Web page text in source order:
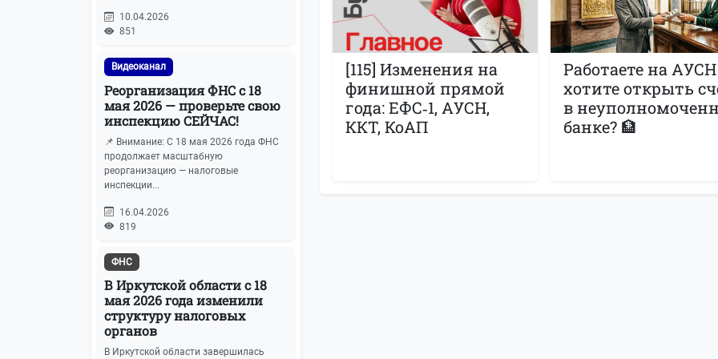
10.04.2026
851
Видеоканал
Реорганизация ФНС с 18
мая 2026 — проверьте свою
инспекцию СЕЙЧАС!
📌 Внимание: С 18 мая 2026 года ФНС
продолжает масштабную
реорганизацию — налоговые
инспекции...
16.04.2026
819
ФНС
В Иркутской области с 18
мая 2026 года изменили
структуру налоговых
органов
В Иркутской области завершилась
[115] Изменения на
финишной прямой
года: ЕФС‑1, АУСН,
ККТ, КоАП
Работаете на
хотите открыть
в
банке? 🏦